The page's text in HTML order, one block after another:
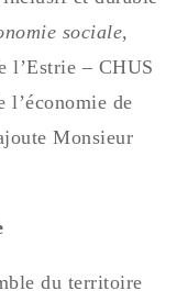
sociale,
l’Estrie – CHUS
l’économie de
Monsieur
du territoire